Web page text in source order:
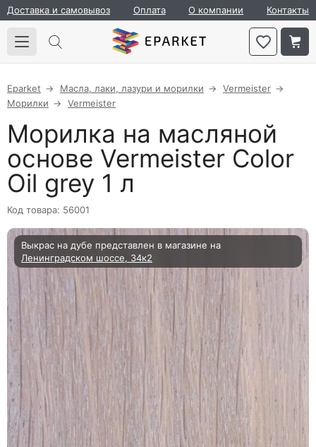
Доставка и самовывоз Оплата О компании Контакты
Eparket Масла, лаки, лазури и морилки
Vermeister
Морилки
Vermeister
Морилка на масляной
основе Vermeister Color
Oil grey 1 л
Код товара: 56001
Выкрас на дубе представлен в магазине на
Ленинградском шоссе, 34к2